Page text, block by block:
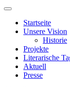
Startseite
Unsere Vision
Historie
Projekte
Literarische
Aktuell
Presse